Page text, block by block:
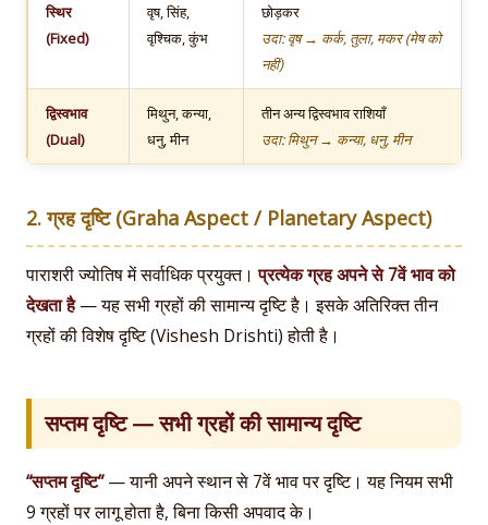
स्थिर
(Fixed)
वृष, सिंह,
वृश्चिक, कुंभ
छोड़कर
उदा: वृष → कर्क, तुला, मकर (मेष को
नहीं)
द्विस्वभाव
(Dual)
मिथुन, कन्या,
धनु, मीन
तीन अन्य द्विस्वभाव राशियाँ
उदा: मिथुन → कन्या, धनु, मीन
2. ग्रह दृष्टि (Graha Aspect / Planetary Aspect)
पाराशरी ज्योतिष में सर्वाधिक प्रयुक्त।प्रत्येक ग्रह अपने से 7वें भाव को
देखता है— यह सभी ग्रहों की सामान्य दृष्टि है। इसके अतिरिक्त तीन
ग्रहों की विशेष दृष्टि (Vishesh Drishti) होती है।
सप्तम दृष्टि — सभी ग्रहों की सामान्य दृष्टि
“सप्तम दृष्टि”— यानी अपने स्थान से 7वें भाव पर दृष्टि। यह नियम सभी
9 ग्रहों पर लागू होता है, बिना किसी अपवाद के।